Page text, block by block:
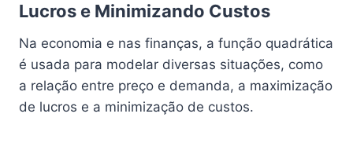
Lucros e Minimizando Custos
Na economia e nas finanças, a função quadrática
é usada para modelar diversas situações, como
a relação entre preço e demanda, a maximização
de lucros e a minimização de custos.